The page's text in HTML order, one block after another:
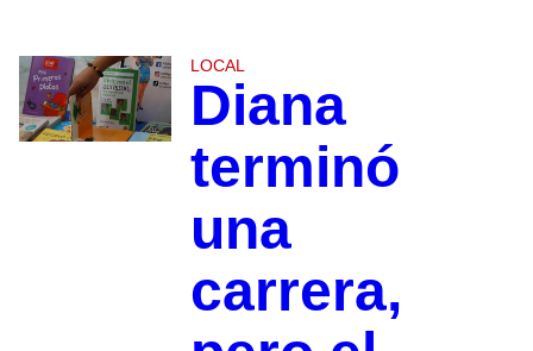
LOCAL
Diana
terminó
una
carrera,